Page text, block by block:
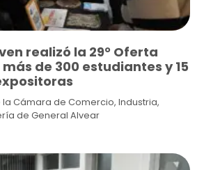
realizó la 29° Oferta
de 300 estudiantes y 15
Cámara de Comercio, Industria,
de General Alvear